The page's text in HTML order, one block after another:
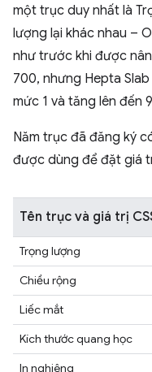
một trục duy nhất là
lượng lại khác nhau –
như trước khi được
700, nhưng Hepta
mức 1 và tăng lên đến
Năm trục đã đăng ký
được dùng để đặt giá
Tên trục và giá trị
Trọng lượng
Chiều rộng
Liếc mắt
Kích thước quang học
In nghiêng